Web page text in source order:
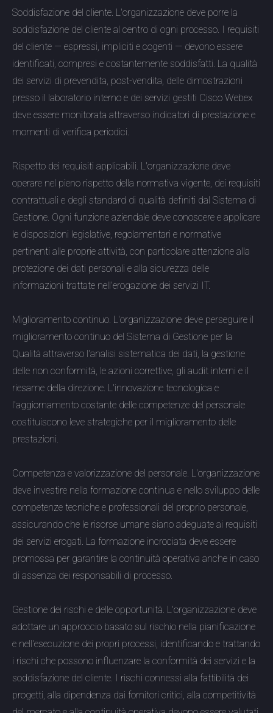
Soddisfazione del cliente. L'organizzazione deve porre la
soddisfazione del cliente al centro di ogni processo. I requisiti
del cliente — espressi, impliciti e cogenti — devono essere
identificati, compresi e costantemente soddisfatti. La qualità
dei servizi di prevendita, post-vendita, delle dimostrazioni
presso il laboratorio interno e dei servizi gestiti Cisco Webex
deve essere monitorata attraverso indicatori di prestazione e
momenti di verifica periodici.
Rispetto dei requisiti applicabili. L'organizzazione deve
operare nel pieno rispetto della normativa vigente, dei requisiti
contrattuali e degli standard di qualità definiti dal Sistema di
Gestione. Ogni funzione aziendale deve conoscere e applicare
le disposizioni legislative, regolamentari e normative
pertinenti alle proprie attività, con particolare attenzione alla
protezione dei dati personali e alla sicurezza delle
informazioni trattate nell'erogazione dei servizi IT.
Miglioramento continuo. L'organizzazione deve perseguire il
miglioramento continuo del Sistema di Gestione per la
Qualità attraverso l'analisi sistematica dei dati, la gestione
delle non conformità, le azioni correttive, gli audit interni e il
riesame della direzione. L'innovazione tecnologica e
l'aggiornamento costante delle competenze del personale
costituiscono leve strategiche per il miglioramento delle
prestazioni.
Competenza e valorizzazione del personale. L'organizzazione
deve investire nella formazione continua e nello sviluppo delle
competenze tecniche e professionali del proprio personale,
assicurando che le risorse umane siano adeguate ai requisiti
dei servizi erogati. La formazione incrociata deve essere
promossa per garantire la continuità operativa anche in caso
di assenza dei responsabili di processo.
Gestione dei rischi e delle opportunità. L'organizzazione deve
adottare un approccio basato sul rischio nella pianificazione
e nell'esecuzione dei propri processi, identificando e trattando
i rischi che possono influenzare la conformità dei servizi e la
soddisfazione del cliente. I rischi connessi alla fattibilità dei
progetti, alla dipendenza dai fornitori critici, alla competitività